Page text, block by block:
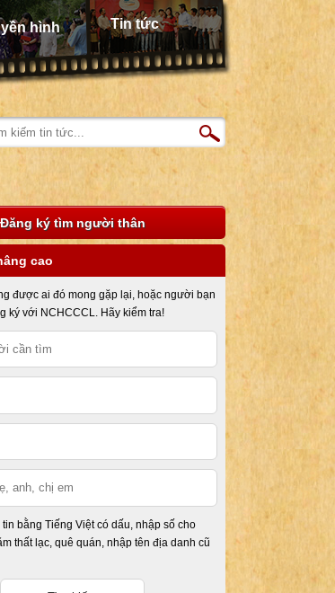
hình Tin tức
Đăng ký tìm người thân
cao
được ai đó mong gặp lại, hoặc người bạn
ký với NCHCCCL. Hãy kiểm tra!
bằng Tiếng Việt có dấu, nhập số cho
thất lạc, quê quán, nhập tên địa danh cũ